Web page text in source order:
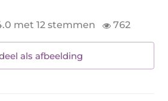
met 12 stemmen 762
als afbeelding